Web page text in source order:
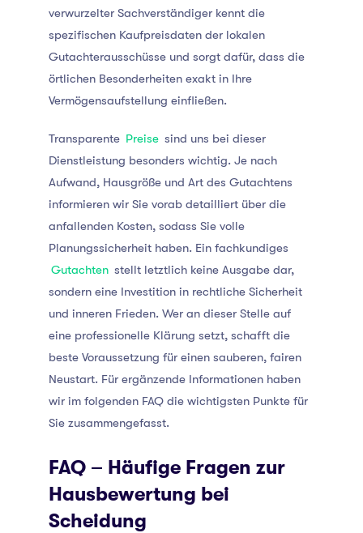
verwurzelter Sachverständiger kennt die
spezifischen Kaufpreisdaten der lokalen
Gutachterausschüsse und sorgt dafür, dass die
örtlichen Besonderheiten exakt in Ihre
Vermögensaufstellung einfließen.
Transparente Preise sind uns bei dieser
Dienstleistung besonders wichtig. Je nach
Aufwand, Hausgröße und Art des Gutachtens
informieren wir Sie vorab detailliert über die
anfallenden Kosten, sodass Sie volle
Planungssicherheit haben. Ein fachkundiges
Gutachten stellt letztlich keine Ausgabe dar,
sondern eine Investition in rechtliche Sicherheit
und inneren Frieden. Wer an dieser Stelle auf
eine professionelle Klärung setzt, schafft die
beste Voraussetzung für einen sauberen, fairen
Neustart. Für ergänzende Informationen haben
wir im folgenden FAQ die wichtigsten Punkte für
Sie zusammengefasst.
FAQ – Häufige Fragen zur
Hausbewertung bei
Scheidung